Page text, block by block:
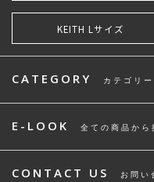
KEITH Lサイズ
CATEGORY カテゴリ
E-LOOK 全ての商品から
CONTACT US お問い